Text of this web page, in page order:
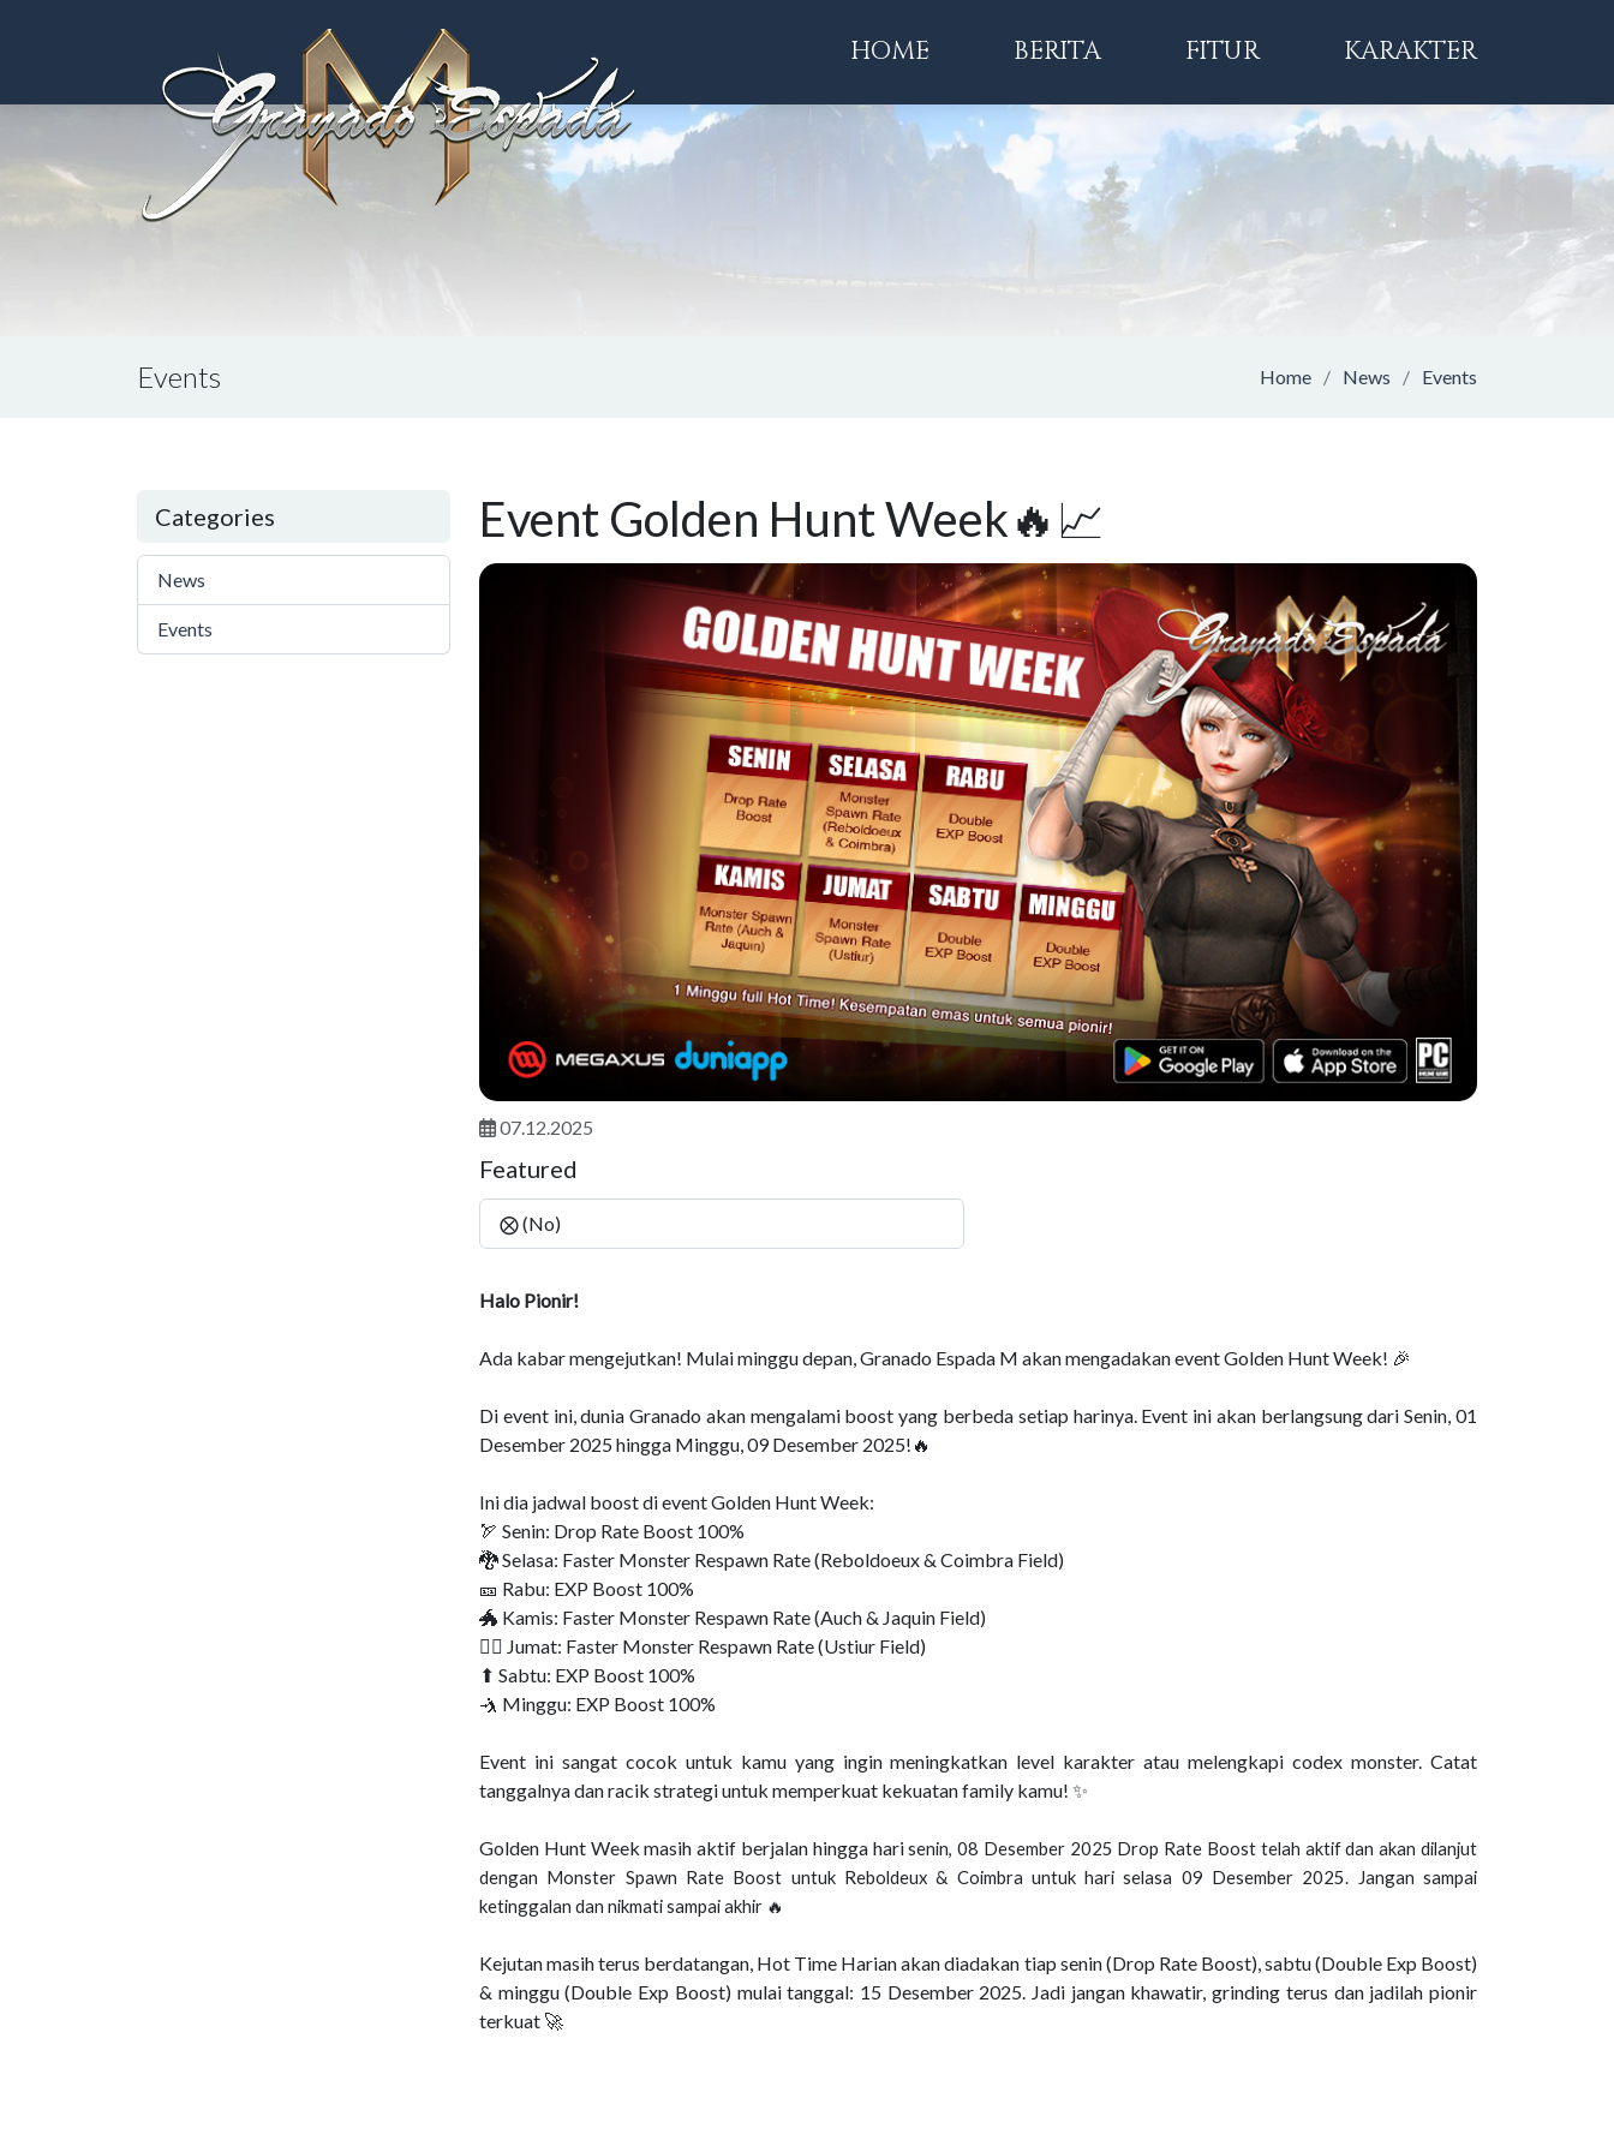
HOME BERITA FITUR KARAKTER
Events Home News Events
Categories
News
Events
Event Golden Hunt Week🔥📈
07.12.2025
Featured
⨂ (No)
Halo Pionir!
Ada kabar mengejutkan! Mulai minggu depan, Granado Espada M akan mengadakan event Golden Hunt Week! 🎉
Di event ini, dunia Granado akan mengalami boost yang berbeda setiap harinya. Event ini akan berlangsung dari Senin, 01
Desember 2025 hingga Minggu, 09 Desember 2025!🔥
Ini dia jadwal boost di event Golden Hunt Week:
🏹 Senin: Drop Rate Boost 100%
🐉 Selasa: Faster Monster Respawn Rate (Reboldoeux & Coimbra Field)
🎫 Rabu: EXP Boost 100%
🐲 Kamis: Faster Monster Respawn Rate (Auch & Jaquin Field)
🐱‍🐉 Jumat: Faster Monster Respawn Rate (Ustiur Field)
⬆ Sabtu: EXP Boost 100%
🤺 Minggu: EXP Boost 100%
Event ini sangat cocok untuk kamu yang ingin meningkatkan level karakter atau melengkapi codex monster. Catat
tanggalnya dan racik strategi untuk memperkuat kekuatan family kamu! ✨
Golden Hunt Week masih aktif berjalan hingga harisenin, 08 Desember 2025 Drop Rate Boost telah aktif dan akan dilanjut
dengan Monster Spawn Rate Boost untuk Reboldeux & Coimbra untuk hari selasa 09 Desember 2025. Jangan sampai
ketinggalan dan nikmati sampai akhir 🔥
Kejutan masih terus berdatangan, Hot Time Harian akan diadakan tiap senin (Drop Rate Boost), sabtu (Double Exp Boost)
& minggu (Double Exp Boost) mulai tanggal: 15 Desember 2025. Jadi jangan khawatir, grinding terus dan jadilah pionir
terkuat 🚀